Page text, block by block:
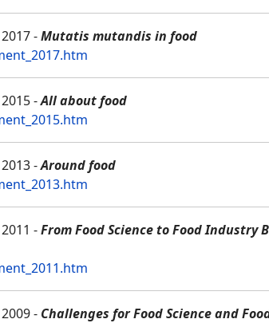
-Mutatis mutandis in food
-All about food
-Around food
-From Food Science to Food
- Challenges for Food Science and